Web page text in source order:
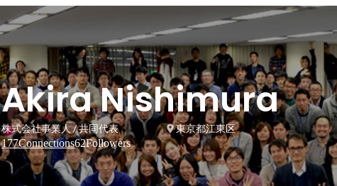
Akira Nishimura
株式会社事業人 / 共同代表
東京都江東区
177Connections62Followers